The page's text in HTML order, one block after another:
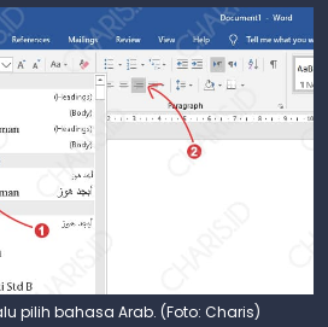
pilih bahasa Arab. (Foto: Charis)